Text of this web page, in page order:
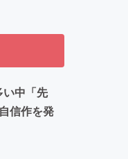
中「先
信作を発